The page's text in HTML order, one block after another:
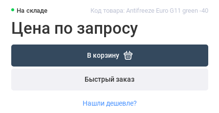
На складе Код товара: Antifreeze Euro G11 green -40
Цена по запросу
В корзину
Быстрый заказ
Нашли дешевле?